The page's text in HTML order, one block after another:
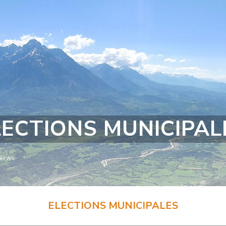
ELECTIONS MUNICIPALES